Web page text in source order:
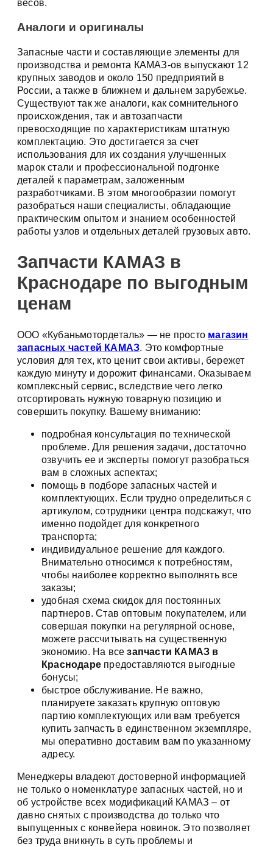
весов.
Аналоги и оригиналы
Запасные части и составляющие элементы для
производства и ремонта КАМАЗ-ов выпускают 12
крупных заводов и около 150 предприятий в
России, а также в ближнем и дальнем зарубежье.
Существуют так же аналоги, как сомнительного
происхождения, так и автозапчасти
превосходящие по характеристикам штатную
комплектацию. Это достигается за счет
использования для их создания улучшенных
марок стали и профессиональной подгонке
деталей к параметрам, заложенным
разработчиками. В этом многообразии помогут
разобраться наши специалисты, обладающие
практическим опытом и знанием особенностей
работы узлов и отдельных деталей грузовых авто.
Запчасти КАМАЗ в
Краснодаре по выгодным
ценам
ООО «Кубаньмотордеталь» — не просто магазин
запасных частей КАМАЗ. Это комфортные
условия для тех, кто ценит свои активы, бережет
каждую минуту и дорожит финансами. Оказываем
комплексный сервис, вследствие чего легко
отсортировать нужную товарную позицию и
совершить покупку. Вашему вниманию:
подробная консультация по технической
проблеме. Для решения задачи, достаточно
озвучить ее и эксперты помогут разобраться
вам в сложных аспектах;
помощь в подборе запасных частей и
комплектующих. Если трудно определиться с
артикулом, сотрудники центра подскажут, что
именно подойдет для конкретного
транспорта;
индивидуальное решение для каждого.
Внимательно относимся к потребностям,
чтобы наиболее корректно выполнять все
заказы;
удобная схема скидок для постоянных
партнеров. Став оптовым покупателем, или
совершая покупки на регулярной основе,
можете рассчитывать на существенную
экономию. На всезапчасти КАМАЗ в
Краснодаре предоставляются выгодные
бонусы;
быстрое обслуживание. Не важно,
планируете заказать крупную оптовую
партию комплектующих или вам требуется
купить запчасть в единственном экземпляре,
мы оперативно доставим вам по указанному
адресу.
Менеджеры владеют достоверной информацией
не только о номенклатуре запасных частей, но и
об устройстве всех модификаций КАМАЗ – от
давно снятых с производства до только что
выпущенных с конвейера новинок. Это позволяет
без труда вникнуть в суть проблемы и